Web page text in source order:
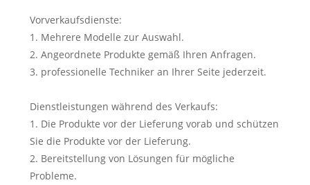
Vorverkaufsdienste:
1. Mehrere Modelle zur Auswahl.
2. Angeordnete Produkte gemäß Ihren Anfragen.
3. professionelle Techniker an Ihrer Seite jederzeit.
Dienstleistungen während des Verkaufs:
1. Die Produkte vor der Lieferung vorab und schützen
Sie die Produkte vor der Lieferung.
2. Bereitstellung von Lösungen für mögliche
Probleme.